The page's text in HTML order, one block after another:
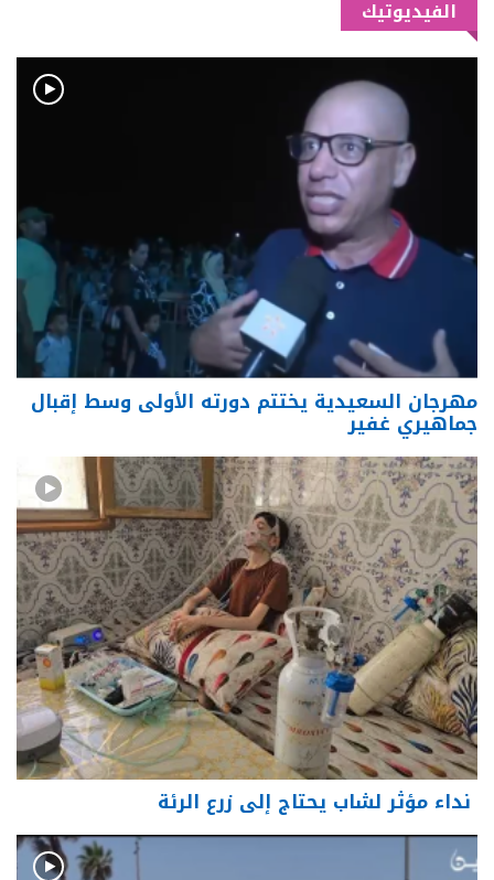
الفيديوتيك
مهرجان السعيدية يختتم دورته الأولى وسط إقبال
جماهيري غفير
نداء مؤثر لشاب يحتاج إلى زرع الرئة